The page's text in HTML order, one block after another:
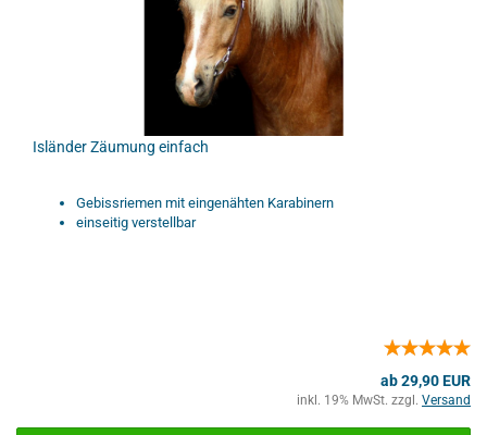
Isländer Zäumung einfach
Gebissriemen mit eingenähten Karabinern
einseitig verstellbar
ab 29,90 EUR
inkl. 19% MwSt. zzgl. Versand